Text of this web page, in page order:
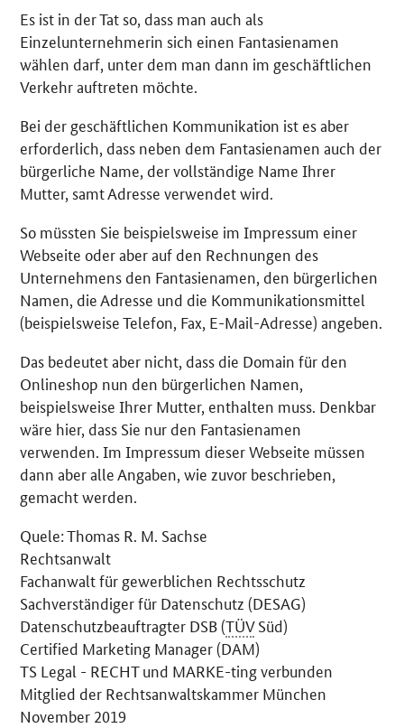
Es ist in der Tat so, dass man auch als
Einzelunternehmerin sich einen Fantasienamen
wählen darf, unter dem man dann im geschäftlichen
Verkehr auftreten möchte.
Bei der geschäftlichen Kommunikation ist es aber
erforderlich, dass neben dem Fantasienamen auch der
bürgerliche Name, der vollständige Name Ihrer
Mutter, samt Adresse verwendet wird.
So müssten Sie beispielsweise im Impressum einer
Webseite oder aber auf den Rechnungen des
Unternehmens den Fantasienamen, den bürgerlichen
Namen, die Adresse und die Kommunikationsmittel
(beispielsweise Telefon, Fax, E-Mail-Adresse) angeben.
Das bedeutet aber nicht, dass die Domain für den
Onlineshop nun den bürgerlichen Namen,
beispielsweise Ihrer Mutter, enthalten muss. Denkbar
wäre hier, dass Sie nur den Fantasienamen
verwenden. Im Impressum dieser Webseite müssen
dann aber alle Angaben, wie zuvor beschrieben,
gemacht werden.
Quele: Thomas R. M. Sachse
Rechtsanwalt
Fachanwalt für gewerblichen Rechtsschutz
Sachverständiger für Datenschutz (DESAG)
Datenschutzbeauftragter DSB (TÜVSüd)
Certified Marketing Manager(DAM)
TS Legal - RECHT und MARKE-ting verbunden
Mitglied der Rechtsanwaltskammer München
November 2019